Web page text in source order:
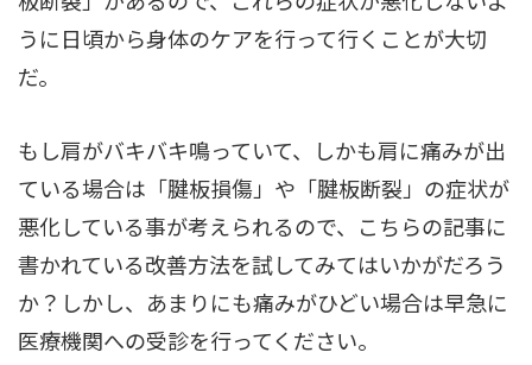
うに日頃から身体のケアを行って行くことが大切
だ。
もし肩がバキバキ鳴っていて、しかも肩に痛みが出
ている場合は「腱板損傷」や「腱板断裂」の症状が
悪化している事が考えられるので、こちらの記事に
書かれている改善方法を試してみてはいかがだろう
か？しかし、あまりにも痛みがひどい場合は早急に
医療機関への受診を行ってください。